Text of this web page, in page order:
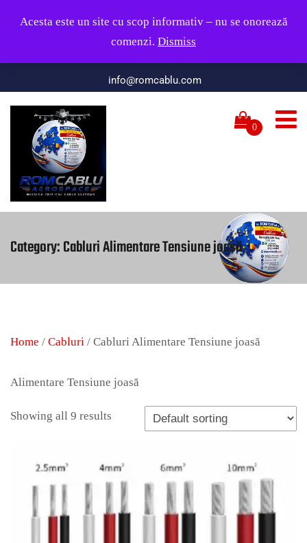
zilele lucrătoare, între orele 09:00 și 17:00.
info@romcablu.com
0
Category:Cabluri Alimentare Tensiune joasă
Home / Cabluri / Cabluri Alimentare Tensiune joasă
Alimentare Tensiune joasă
Showing all 9 results
Acesta este un site cu scop informativ – nu se onorează
comenzi. Dismiss